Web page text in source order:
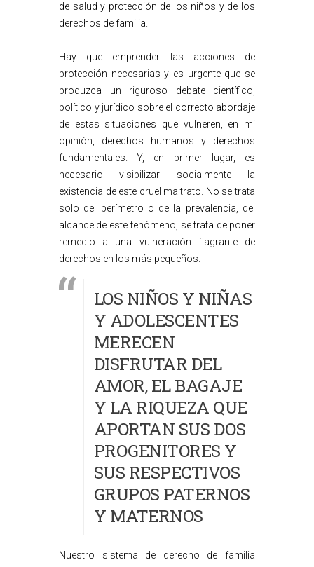
de salud y protección de los niños y de los
derechos de familia.
Hay que emprender las acciones de
protección necesarias y es urgente que se
produzca un riguroso debate científico,
político y jurídico sobre el correcto abordaje
de estas situaciones que vulneren, en mi
opinión, derechos humanos y derechos
fundamentales. Y, en primer lugar, es
necesario visibilizar socialmente la
existencia de este cruel maltrato. No se trata
solo del perímetro o de la prevalencia, del
alcance de este fenómeno, se trata de poner
remedio a una vulneración flagrante de
derechos en los más pequeños.
LOS NIÑOS Y NIÑAS
Y ADOLESCENTES
MERECEN
DISFRUTAR DEL
AMOR, EL BAGAJE
Y LA RIQUEZA QUE
APORTAN SUS DOS
PROGENITORES Y
SUS RESPECTIVOS
GRUPOS PATERNOS
Y MATERNOS
Nuestro sistema de derecho de familia